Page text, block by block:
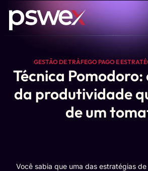
GESTÃO DE TRÁFEGO PAGO E
Técnica Pomodoro:
da produtividade
de um
Você sabia que uma das estratégias de